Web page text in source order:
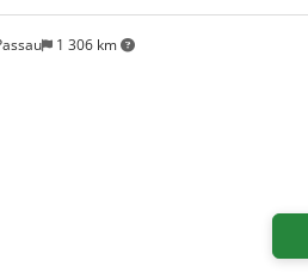
1 306 km